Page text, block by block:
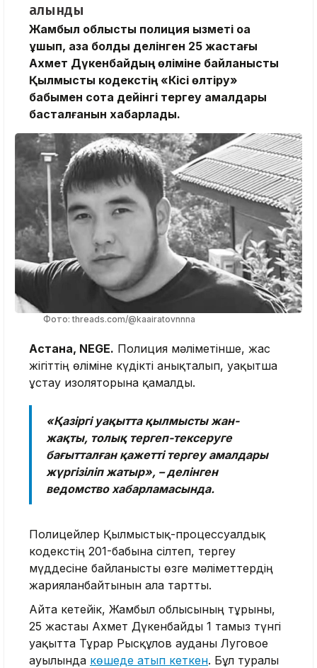
алынды
Жамбыл облыстық полиция қызметі оққа
ұшып, қаза болды делінген 25 жастағы
Ахмет Дүкенбайдың өліміне байланысты
Қылмыстық кодекстің «Кісі өлтіру»
бабымен сотқа дейінгі тергеу амалдары
басталғанын хабарлады.
Фото: threads.com/@kaairatovnnna
Астана, NEGE. Полиция мәліметінше, жас
жігіттің өліміне күдікті анықталып, уақытша
ұстау изоляторына қамалды.
«Қазіргі уақытта қылмысты жан-
жақты, толық тергеп-тексеруге
бағытталған қажетті тергеу амалдары
жүргізіліп жатыр», – делінген
ведомство хабарламасында.
Полицейлер Қылмыстық-процессуалдық
кодекстің 201-бабына сілтеп, тергеу
мүддесіне байланысты өзге мәліметтердің
жарияланбайтынын алға тартты.
Айта кетейік, Жамбыл облысының тұрғыны,
25 жастағы Ахмет Дүкенбайды 1 тамыз түнгі
уақытта Тұрар Рысқұлов ауданы Луговое
ауылында көшеде атып кеткен. Бұл туралы